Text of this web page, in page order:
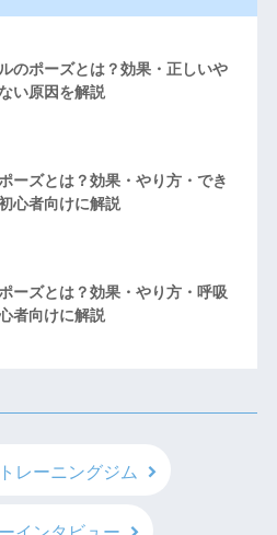
のポーズとは？効果・正しいや
い原因を解説
ーズとは？効果・やり方・でき
心者向けに解説
ーズとは？効果・やり方・呼吸
者向けに解説
レーニングジム